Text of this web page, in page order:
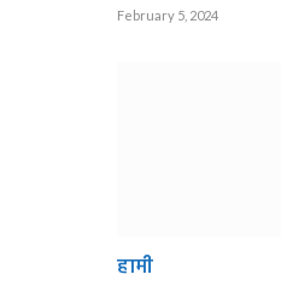
February 5, 2024
हामी